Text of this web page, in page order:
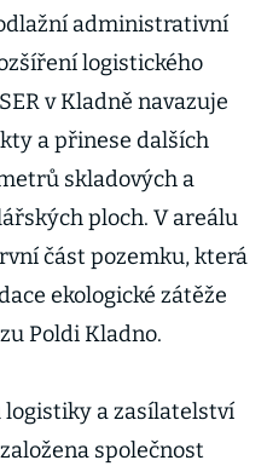
administrativní
logistického
v Kladně navazuje
a přinese dalších
skladových a
ploch. V areálu
část pozemku, která
ekologické zátěže
Poldi Kladno.
logistiky a zasílatelství
společnost